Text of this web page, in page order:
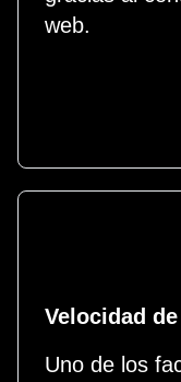
web.
Velocidad
Uno de los